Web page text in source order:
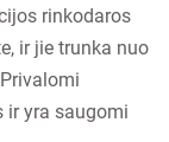
rinkodaros
ir jie trunka nuo
ir yra saugomi